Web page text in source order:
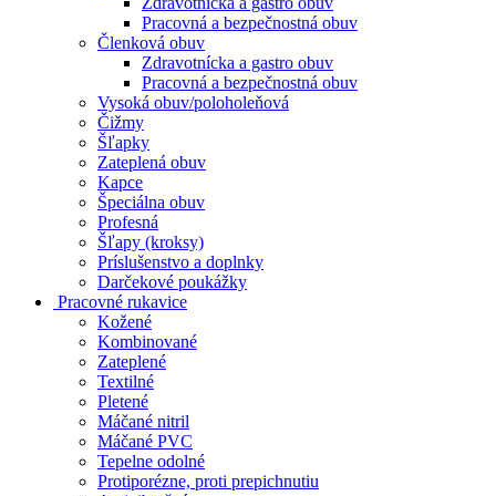
Pracovná a bezpečnostná obuv
Členková obuv
Zdravotnícka a gastro obuv
Pracovná a bezpečnostná obuv
Vysoká obuv/poloholeňová
Čižmy
Šľapky
Zateplená obuv
Kapce
Špeciálna obuv
Profesná
Šľapy (kroksy)
Príslušenstvo a doplnky
Darčekové poukážky
Pracovné rukavice
Kožené
Kombinované
Zateplené
Textilné
Pletené
Máčané nitril
Máčané PVC
Tepelne odolné
Protiporézne, proti prepichnutiu